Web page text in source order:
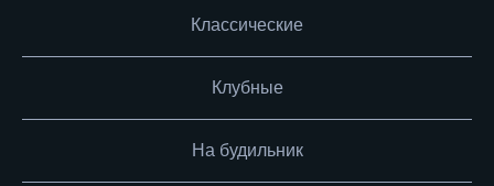
Классические
Клубные
На будильник